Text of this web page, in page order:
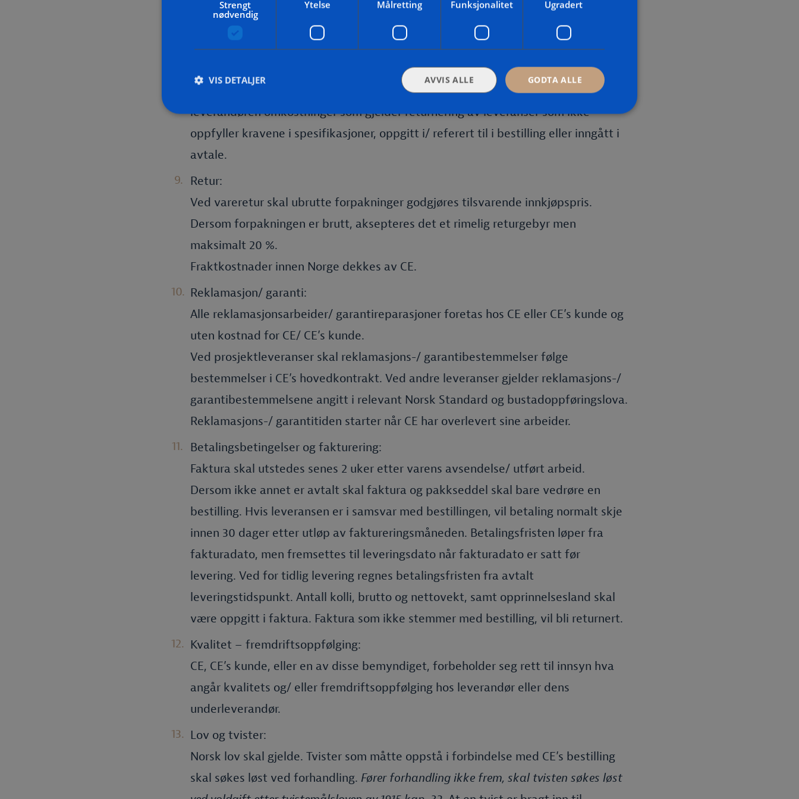
som anses ønskelig for å kontrollere at leveransen er i henhold til bestillingen.
Leverandøren er forpliktet til å være behjelpelig med slik kontroll. Eventuelle
kontrollsertifikater, CE-merking, samsvarserklæringer skal følge leveransen.
Hvis CE etter kontroll overtar leveransen, fritar det ikke leverandøren for det fulle
ansvar for leveransens kontraktsmessige utførelse. CE har rett til å få dekket av
leverandøren omkostninger som gjelder returnering av leveranser som ikke
oppfyller kravene i spesifikasjoner, oppgitt i/ referert til i bestilling eller inngått i
avtale.
Retur:
Ved vareretur skal ubrutte forpakninger godgjøres tilsvarende innkjøpspris.
Dersom forpakningen er brutt, aksepteres det et rimelig returgebyr men
maksimalt 20 %.
Fraktkostnader innen Norge dekkes av CE.
Reklamasjon/ garanti:
Alle reklamasjonsarbeider/ garantireparasjoner foretas hos CE eller CE’s kunde og
uten kostnad for CE/ CE’s kunde.
Ved prosjektleveranser skal reklamasjons-/ garantibestemmelser følge
bestemmelser i CE’s hovedkontrakt. Ved andre leveranser gjelder reklamasjons-/
garantibestemmelsene angitt i relevant Norsk Standard og bustadoppføringslova.
Reklamasjons-/ garantitiden starter når CE har overlevert sine arbeider.
Betalingsbetingelser og fakturering:
Faktura skal utstedes senes 2 uker etter varens avsendelse/ utført arbeid.
Dersom ikke annet er avtalt skal faktura og pakkseddel skal bare vedrøre en
bestilling. Hvis leveransen er i samsvar med bestillingen, vil betaling normalt skje
innen 30 dager etter utløp av faktureringsmåneden. Betalingsfristen løper fra
fakturadato, men fremsettes til leveringsdato når fakturadato er satt før
levering. Ved for tidlig levering regnes betalingsfristen fra avtalt
leveringstidspunkt. Antall kolli, brutto og nettovekt, samt opprinnelsesland skal
være oppgitt i faktura. Faktura som ikke stemmer med bestilling, vil bli returnert.
Kvalitet – fremdriftsoppfølging:
CE, CE’s kunde, eller en av disse bemyndiget, forbeholder seg rett til innsyn hva
angår kvalitets og/ eller fremdriftsoppfølging hos leverandør eller dens
underleverandør.
Lov og tvister:
Norsk lov skal gjelde. Tvister som måtte oppstå i forbindelse med CE’s bestilling
skal søkes løst ved forhandling. Fører forhandling ikke frem, skal tvisten søkes løst
Strengt
nødvendig
Ytelse Målretting Funksjonalitet Ugradert
GODTA ALLE
AVVIS ALLE
VIS DETALJER